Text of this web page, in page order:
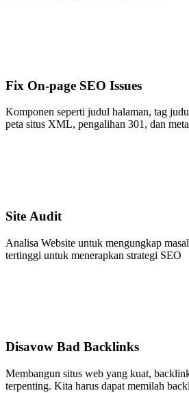
Fix On-page SEO Issues
Komponen seperti judul halaman, tag
peta situs XML, pengalihan 301, dan
Site Audit
Analisa Website untuk mengungkap
tertinggi untuk menerapkan strategi SEO
Disavow Bad Backlinks
Membangun situs web yang kuat,
terpenting. Kita harus dapat memilah